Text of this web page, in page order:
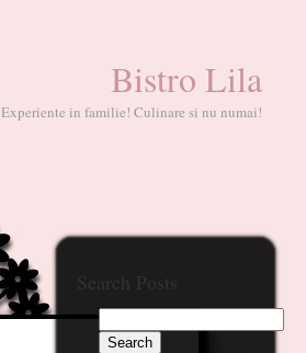
Bistro Lila
Experiente in familie! Culinare si nu numai!
Search Posts